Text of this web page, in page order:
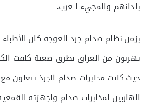
بلدانهم والمجيء للغرب.
بزمن نظام صدام جرذ العوجة كان
يهربون من العراق بطرق صعبة كلفت
حيث كانت مخابرات صدام الجرذ تتعاون
الهاربين لمخابرات صدام واجهزته